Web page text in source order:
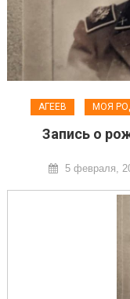
АГЕЕВ МОЯ
Запись о
5 февраля,